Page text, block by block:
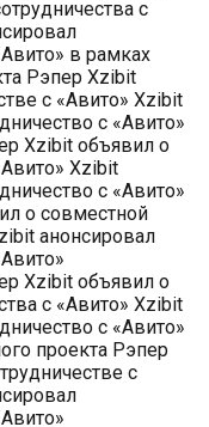
с
в рамках
Рэпер Xzibit
с «Авито» Xzibit
с «Авито»
Xzibit объявил о
Xzibit
с «Авито»
о совместной
анонсировал
Xzibit объявил о
с «Авито» Xzibit
с «Авито»
проекта Рэпер
с